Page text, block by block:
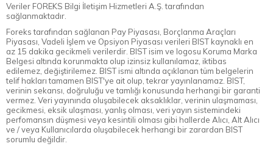
Veriler FOREKS Bilgi İletişim Hizmetleri A.Ş. tarafından
sağlanmaktadır.
Foreks tarafından sağlanan Pay Piyasası, Borçlanma Araçları
Piyasası, Vadeli İşlem ve Opsiyon Piyasası verileri BIST kaynaklı en
az 15 dakika gecikmeli verilerdir. BIST isim ve logosu Koruma Marka
Belgesi altında korunmakta olup izinsiz kullanılamaz, iktibas
edilemez, değiştirilemez. BIST ismi altında açıklanan tüm belgelerin
telif hakları tamamen BIST'ye ait olup, tekrar yayınlanamaz. BIST,
verinin sekansı, doğruluğu ve tamlığı konusunda herhangi bir garanti
vermez. Veri yayınında oluşabilecek aksaklıklar, verinin ulaşmaması,
gecikmesi, eksik ulaşması, yanlış olması, veri yayın sistemindeki
perfomansın düşmesi veya kesintili olması gibi hallerde Alıcı, Alt Alıcı
ve / veya Kullanıcılarda oluşabilecek herhangi bir zarardan BIST
sorumlu değildir.